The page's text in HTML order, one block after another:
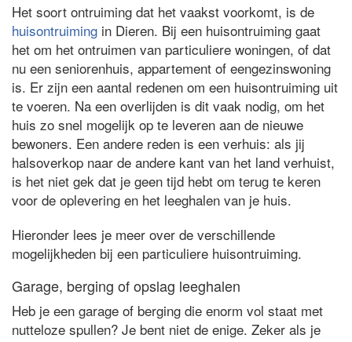
Het soort ontruiming dat het vaakst voorkomt, is de
huisontruiming in Dieren. Bij een huisontruiming gaat
het om het ontruimen van particuliere woningen, of dat
nu een seniorenhuis, appartement of eengezinswoning
is. Er zijn een aantal redenen om een huisontruiming uit
te voeren. Na een overlijden is dit vaak nodig, om het
huis zo snel mogelijk op te leveren aan de nieuwe
bewoners. Een andere reden is een verhuis: als jij
halsoverkop naar de andere kant van het land verhuist,
is het niet gek dat je geen tijd hebt om terug te keren
voor de oplevering en het leeghalen van je huis.
Hieronder lees je meer over de verschillende
mogelijkheden bij een particuliere huisontruiming.
Garage, berging of opslag leeghalen
Heb je een garage of berging die enorm vol staat met
nutteloze spullen? Je bent niet de enige. Zeker als je